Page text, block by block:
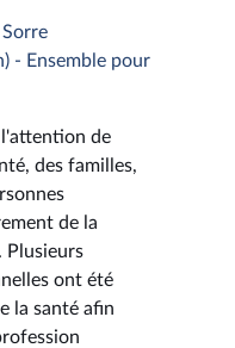
- Ensemble pour
de
des familles,
de la
Plusieurs
ont été
la santé afin